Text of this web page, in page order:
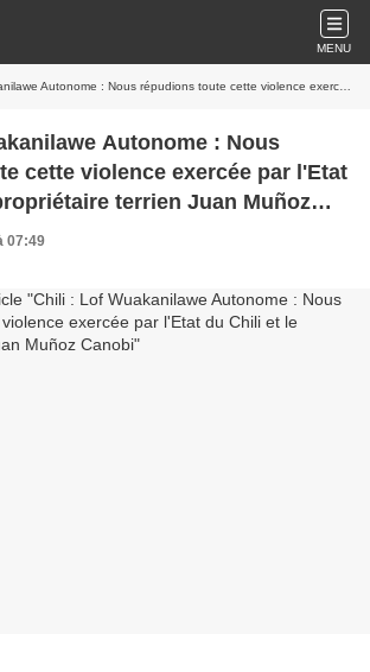
MENU
: Nous répudions toute cette violence exercée par l'Etat du Chili et le propriétaire terrien Juan Muñoz Canobi
Autonome : Nous
cette violence exercée par l'Etat
terrien Juan Muñoz
07:49